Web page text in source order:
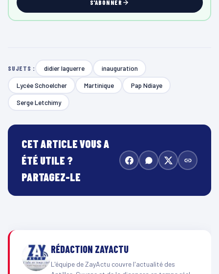
S'ABONNER
SUJETS : didier laguerre inauguration
Lycée Schoelcher Martinique Pap Ndiaye
Serge Letchimy
CET ARTICLE VOUS A
ÉTÉ UTILE ?
PARTAGEZ-LE
RÉDACTION ZAYACTU
L'équipe de ZayActu couvre l'actualité des